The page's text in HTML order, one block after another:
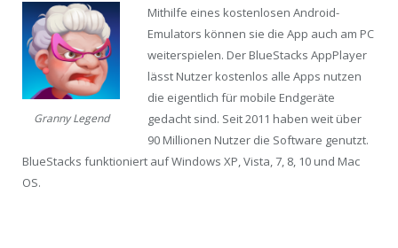
Granny Legend
Mithilfe eines kostenlosen Android-
Emulators können sie die App auch am PC
weiterspielen. Der BlueStacks AppPlayer
lässt Nutzer kostenlos alle Apps nutzen
die eigentlich für mobile Endgeräte
gedacht sind. Seit 2011 haben weit über
90 Millionen Nutzer die Software genutzt.
BlueStacks funktioniert auf Windows XP, Vista, 7, 8, 10 und Mac
OS.